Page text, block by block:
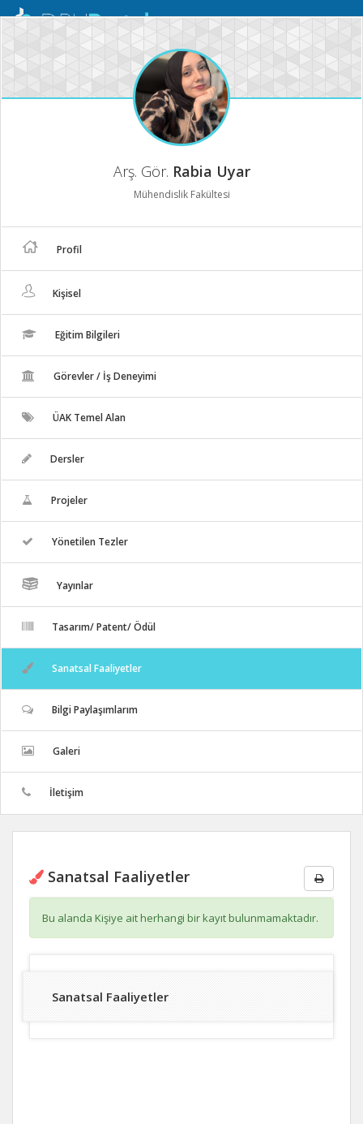
Mobil
Arş. Gör. Rabia Uyar
Mühendislik Fakültesi
Profil
Kişisel
Eğitim Bilgileri
Görevler / İş Deneyimi
ÜAK Temel Alan
Dersler
Projeler
Yönetilen Tezler
Yayınlar
Tasarım/ Patent/ Ödül
Sanatsal Faaliyetler
Bilgi Paylaşımlarım
Galeri
İletişim
Sanatsal Faaliyetler
Bu alanda Kişiye ait herhangi bir kayıt bulunmamaktadır.
Sanatsal Faaliyetler